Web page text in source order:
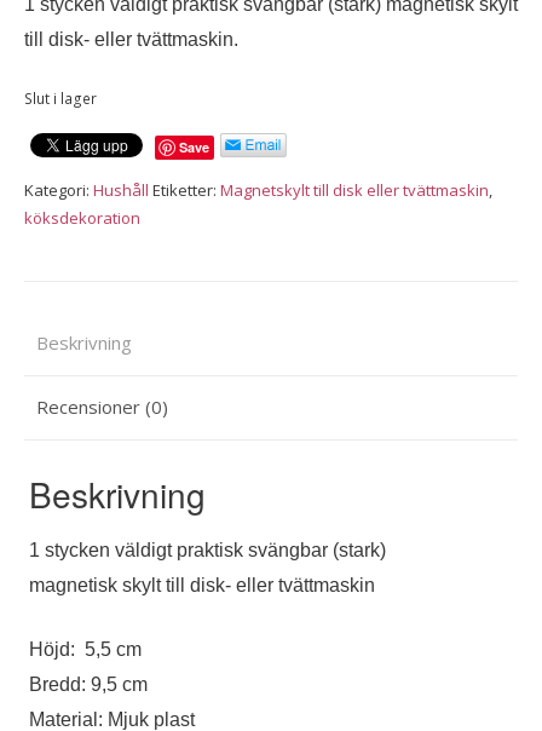
till disk- eller tvättmaskin.
Slut i lager
Save
Kategori: Hushåll Etiketter: Magnetskylt till disk eller tvättmaskin
köksdekoration
Beskrivning
Recensioner (0)
Beskrivning
1 stycken väldigt praktisk svängbar (stark)
magnetisk skylt till disk- eller tvättmaskin
Höjd: 5,5 cm
Bredd: 9,5 cm
Material: Mjuk plast